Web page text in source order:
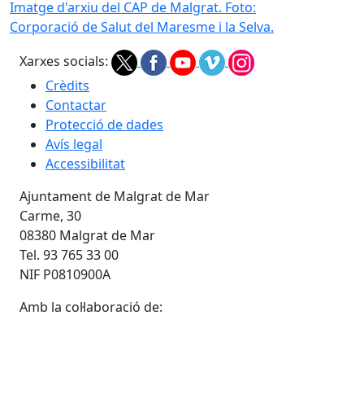
Imatge d'arxiu del CAP de Malgrat. Foto:
Corporació de Salut del Maresme i la Selva.
Xarxes socials:
Crèdits
Contactar
Protecció de dades
Avís legal
Accessibilitat
Ajuntament de Malgrat de Mar
Carme, 30
08380 Malgrat de Mar
Tel. 93 765 33 00
NIF P0810900A
Amb la col·laboració de: